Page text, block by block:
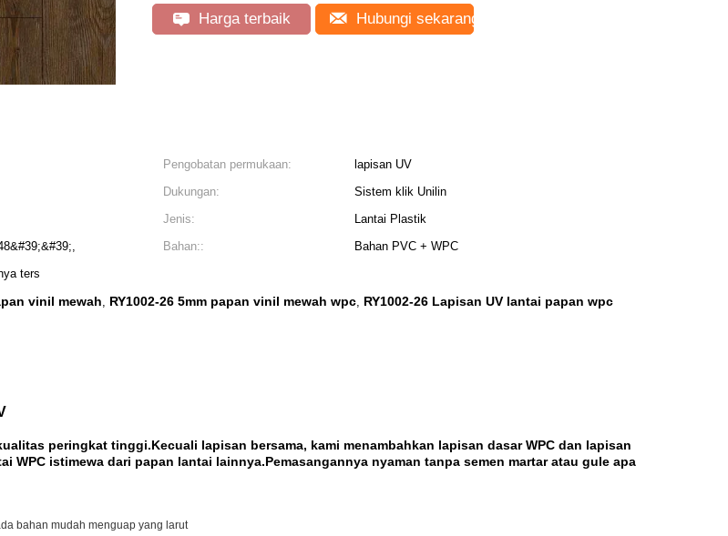
Harga terbaik Hubungi sekarang
Pengobatan permukaan:
lapisan UV
Dukungan:
Sistem klik Unilin
Jenis:
Lantai Plastik
ters
Bahan:: Bahan PVC + WPC
vinil mewah, RY1002-26 5mm papan vinil mewah wpc, RY1002-26 Lapisan UV lantai papan wpc
peringkat tinggi.Kecuali lapisan bersama, kami menambahkan lapisan dasar WPC dan lapisan
WPC istimewa dari papan lantai lainnya.Pemasangannya nyaman tanpa semen martar atau gule apa
bahan mudah menguap yang larut